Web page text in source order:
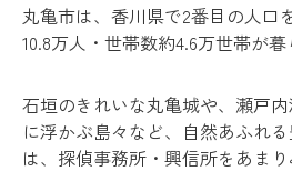
丸亀市は、香川県で2番目の人口
10.8万人・世帯数約4.6万世帯が暮
石垣のきれいな丸亀城や、瀬戸
に浮かぶ島々など、自然あふれ
は、探偵事務所・興信所をあまり